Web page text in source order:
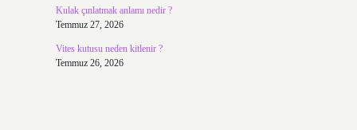
Kulak çınlatmak anlamı nedir ?
Temmuz 27, 2026
Vites kutusu neden kitlenir ?
Temmuz 26, 2026